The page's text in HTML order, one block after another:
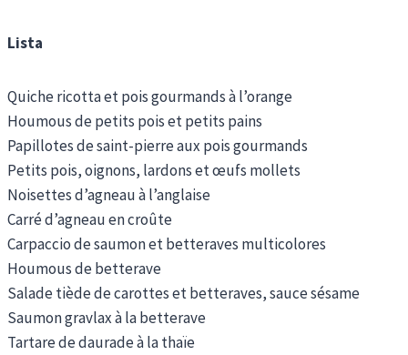
Lista
Quiche ricotta et pois gourmands à l’orange
Houmous de petits pois et petits pains
Papillotes de saint-pierre aux pois gourmands
Petits pois, oignons, lardons et œufs mollets
Noisettes d’agneau à l’anglaise
Carré d’agneau en croûte
Carpaccio de saumon et betteraves multicolores
Houmous de betterave
Salade tiède de carottes et betteraves, sauce sésame
Saumon gravlax à la betterave
Tartare de daurade à la thaïe